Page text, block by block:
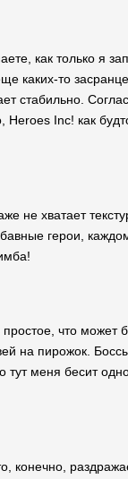
как только я
каких-то
стабильно.
Inc! как
не хватает
герои,
что может
на пирожок.
тут меня бесит